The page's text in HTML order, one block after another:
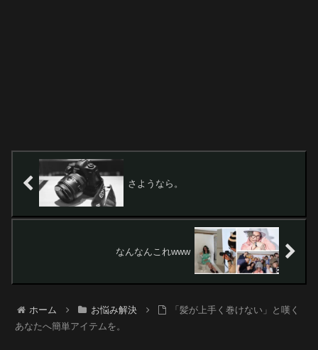
さようなら。
なんなんこれwww
ホーム お悩み解決
「髪が上手く巻けない」と嘆く
あなたへ簡単アイテムを。